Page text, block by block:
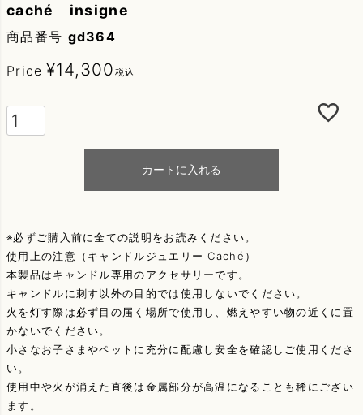
caché insigne
商品番号 gd364
Price ¥14,300 税込
カートに入れる
※必ずご購入前に全ての説明をお読みください。
使用上の注意（キャンドルジュエリー Caché）
本製品はキャンドル専用のアクセサリーです。
キャンドルに刺す以外の目的では使用しないでください。
火を灯す際は必ず目の届く場所で使用し、燃えやすい物の近くに置
かないでください。
小さなお子さまやペットに充分に配慮し安全を確認しご使用くださ
い。
使用中や火が消えた直後は金属部分が高温になることも稀にござい
ます。